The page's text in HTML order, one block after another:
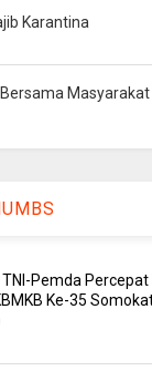
Karantina
Pemda
Ke-35